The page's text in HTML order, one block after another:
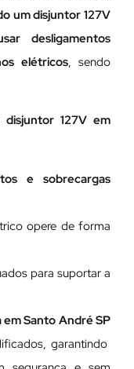
um disjuntor 127V
desligamentos
elétricos, sendo
127V em
e sobrecargas
opere de forma
para suportar a
Santo André SP
garantindo